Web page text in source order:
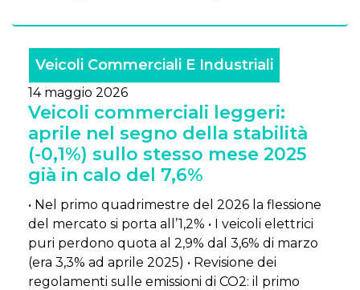
Veicoli Commerciali E Industriali
14 maggio 2026
Veicoli commerciali leggeri:
aprile nel segno della stabilità
(-0,1%) sullo stesso mese 2025
già in calo del 7,6%
• Nel primo quadrimestre del 2026 la flessione
del mercato si porta all’1,2% • I veicoli elettrici
puri perdono quota al 2,9% dal 3,6% di marzo
(era 3,3% ad aprile 2025) • Revisione dei
regolamenti sulle emissioni di CO2: il primo